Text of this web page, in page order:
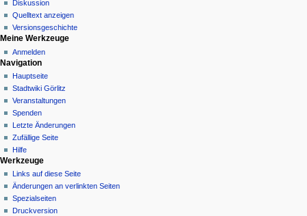
Diskussion
Quelltext anzeigen
Versionsgeschichte
Meine Werkzeuge
Anmelden
Navigation
Hauptseite
Stadtwiki Görlitz
Veranstaltungen
Spenden
Letzte Änderungen
Zufällige Seite
Hilfe
Werkzeuge
Links auf diese Seite
Änderungen an verlinkten Seiten
Spezialseiten
Druckversion